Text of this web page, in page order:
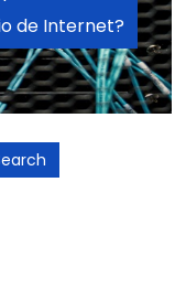
de otros
de Internet?